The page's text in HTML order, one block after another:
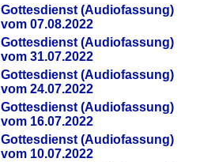
Gottesdienst (Audiofassung)
vom 07.08.2022
Gottesdienst (Audiofassung)
vom 31.07.2022
Gottesdienst (Audiofassung)
vom 24.07.2022
Gottesdienst (Audiofassung)
vom 16.07.2022
Gottesdienst (Audiofassung)
vom 10.07.2022